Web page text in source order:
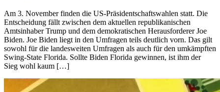
Am 3. November finden die US-Präsidentschaftswahlen statt. Die
Entscheidung fällt zwischen dem aktuellen republikanischen
Amtsinhaber Trump und dem demokratischen Herausforderer Joe
Biden. Joe Biden liegt in den Umfragen teils deutlich vorn. Das gilt
sowohl für die landesweiten Umfragen als auch für den umkämpften
Swing-State Florida. Sollte Biden Florida gewinnen, ist ihm der
Sieg wohl kaum […]